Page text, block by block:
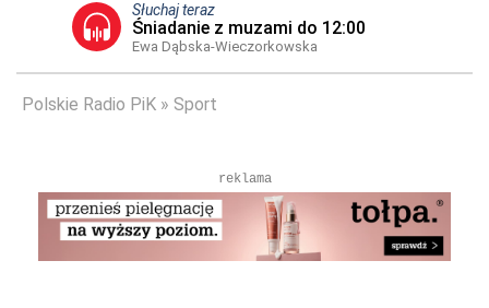
Słuchaj teraz
Śniadanie z muzami do 12:00
Ewa Dąbska-Wieczorkowska
Polskie Radio PiK Sport
reklama